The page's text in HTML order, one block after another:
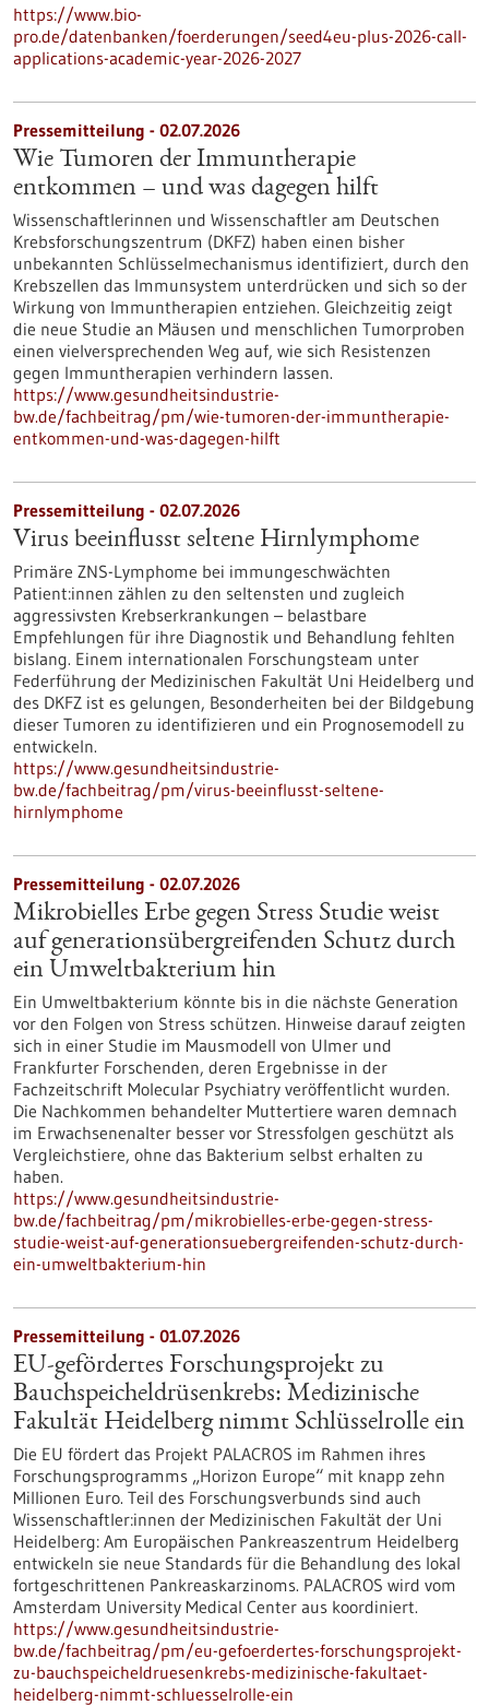
https://www.bio-
pro.de/datenbanken/foerderungen/seed4eu-plus-2026-call-
applications-academic-year-2026-2027
Pressemitteilung - 02.07.2026
Wie Tumoren der Immuntherapie
entkommen – und was dagegen hilft
Wissenschaftlerinnen und Wissenschaftler am Deutschen
Krebsforschungszentrum (DKFZ) haben einen bisher
unbekannten Schlüsselmechanismus identifiziert, durch den
Krebszellen das Immunsystem unterdrücken und sich so der
Wirkung von Immuntherapien entziehen. Gleichzeitig zeigt
die neue Studie an Mäusen und menschlichen Tumorproben
einen vielversprechenden Weg auf, wie sich Resistenzen
gegen Immuntherapien verhindern lassen.
https://www.gesundheitsindustrie-
bw.de/fachbeitrag/pm/wie-tumoren-der-immuntherapie-
entkommen-und-was-dagegen-hilft
Pressemitteilung - 02.07.2026
Virus beeinflusst seltene Hirnlymphome
Primäre ZNS-Lymphome bei immungeschwächten
Patient:innen zählen zu den seltensten und zugleich
aggressivsten Krebserkrankungen – belastbare
Empfehlungen für ihre Diagnostik und Behandlung fehlten
bislang. Einem internationalen Forschungsteam unter
Federführung der Medizinischen Fakultät Uni Heidelberg und
des DKFZ ist es gelungen, Besonderheiten bei der Bildgebung
dieser Tumoren zu identifizieren und ein Prognosemodell zu
entwickeln.
https://www.gesundheitsindustrie-
bw.de/fachbeitrag/pm/virus-beeinflusst-seltene-
hirnlymphome
Pressemitteilung - 02.07.2026
Mikrobielles Erbe gegen Stress Studie weist
auf generationsübergreifenden Schutz durch
ein Umweltbakterium hin
Ein Umweltbakterium könnte bis in die nächste Generation
vor den Folgen von Stress schützen. Hinweise darauf zeigten
sich in einer Studie im Mausmodell von Ulmer und
Frankfurter Forschenden, deren Ergebnisse in der
Fachzeitschrift Molecular Psychiatry veröffentlicht wurden.
Die Nachkommen behandelter Muttertiere waren demnach
im Erwachsenenalter besser vor Stressfolgen geschützt als
Vergleichstiere, ohne das Bakterium selbst erhalten zu
haben.
https://www.gesundheitsindustrie-
bw.de/fachbeitrag/pm/mikrobielles-erbe-gegen-stress-
studie-weist-auf-generationsuebergreifenden-schutz-durch-
ein-umweltbakterium-hin
Pressemitteilung - 01.07.2026
EU-gefördertes Forschungsprojekt zu
Bauchspeicheldrüsenkrebs: Medizinische
Fakultät Heidelberg nimmt Schlüsselrolle ein
Die EU fördert das Projekt PALACROS im Rahmen ihres
Forschungsprogramms „Horizon Europe“ mit knapp zehn
Millionen Euro. Teil des Forschungsverbunds sind auch
Wissenschaftler:innen der Medizinischen Fakultät der Uni
Heidelberg: Am Europäischen Pankreaszentrum Heidelberg
entwickeln sie neue Standards für die Behandlung des lokal
fortgeschrittenen Pankreaskarzinoms. PALACROS wird vom
Amsterdam University Medical Center aus koordiniert.
https://www.gesundheitsindustrie-
bw.de/fachbeitrag/pm/eu-gefoerdertes-forschungsprojekt-
zu-bauchspeicheldruesenkrebs-medizinische-fakultaet-
heidelberg-nimmt-schluesselrolle-ein